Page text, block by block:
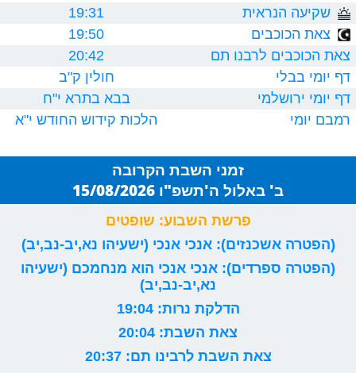
שקיעה הנראית
19:31
צאת הכוכבים
19:50
צאת הכוכבים לרבנו תם
20:42
דף יומי בבלי
חולין ק"ב
דף יומי ירושלמי
בבא בתרא י"ח
רמבם יומי
הלכות קידוש החודש י"א
זמני השבת הקרובה
ב' באלול ה'תשפ"ו 15/08/2026
פרשת השבוע: שופטים
(הפטרה אשכנזים): אנכי אנכי (ישעיהו נא,יב-נב,יב)
(הפטרה ספרדים): אנכי אנכי הוא מנחמכם (ישעיהו
נא,יב-נב,יב)
הדלקת נרות: 19:04
צאת השבת: 20:04
צאת השבת לרבינו תם: 20:37